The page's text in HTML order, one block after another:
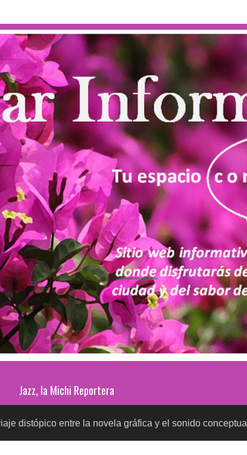
Jazz, la Michi Reportera
la novela gráfica y el sonido conceptual SALUD